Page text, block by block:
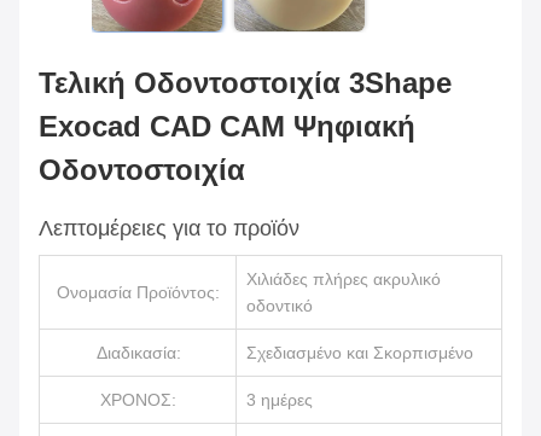
Τελική Οδοντοστοιχία 3Shape
Exocad CAD CAM Ψηφιακή
Οδοντοστοιχία
Λεπτομέρειες για το προϊόν
Ονομασία Προϊόντος:
Χιλιάδες πλήρες ακρυλικό
οδοντικό
Διαδικασία: Σχεδιασμένο και Σκορπισμένο
ΧΡΟΝΟΣ: 3 ημέρες